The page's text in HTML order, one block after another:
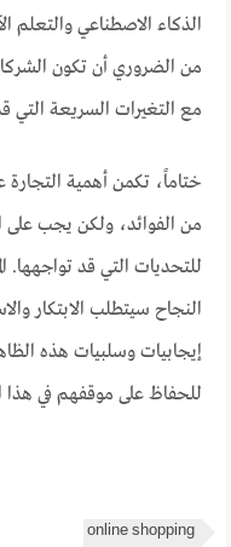
الذكاء الاصطناعي
من الضروري أن تكون
مع التغيرات السريعة التي
ختاماً، تكمن أهمية التجارة
من الفوائد، ولكن يجب على
للتحديات التي قد تواجهها.
النجاح سيتطلب الابتكار
إيجابيات وسلبيات هذه
للحفاظ على موقفهم في هذا
online shopping